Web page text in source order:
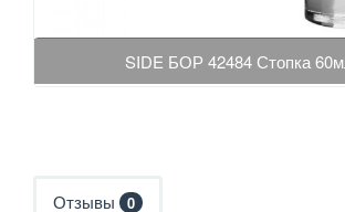
SIDE БОР 42484 Стопка
Отзывы 0